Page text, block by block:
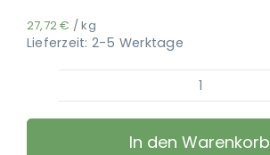
27,72€ /kg
Lieferzeit: 2-5 Werktage
Bosch
-
Sammy’s
In den Warenkorb